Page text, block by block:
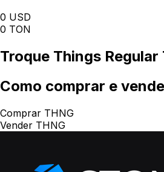
0 USD
0 TON
Troque Things Regular
Como comprar e
Comprar THNG
Vender THNG